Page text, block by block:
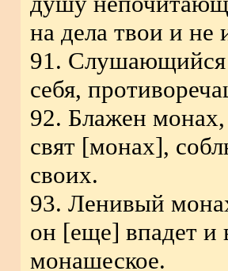
на дела твои и не
91. Слушающийся
себя,
92. Блажен
свят [монах],
своих.
93. Ленивый
он [еще] впадет и
монашеское.